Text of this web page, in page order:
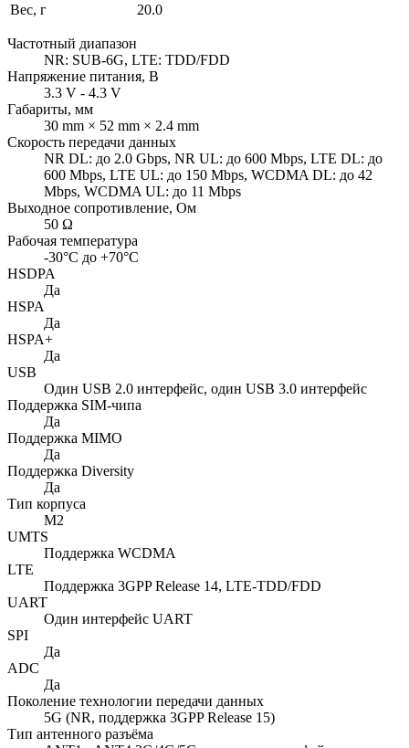
Вес, г
20.0
Частотный диапазон
NR: SUB-6G, LTE: TDD/FDD
Напряжение питания, В
3.3 V - 4.3 V
Габариты, мм
30 mm × 52 mm × 2.4 mm
Скорость передачи данных
NR DL: до 2.0 Gbps, NR UL: до 600 Mbps, LTE DL: до
600 Mbps, LTE UL: до 150 Mbps, WCDMA DL: до 42
Mbps, WCDMA UL: до 11 Mbps
Выходное сопротивление, Ом
50 Ω
Рабочая температура
-30°C до +70°C
HSDPA
Да
HSPA
Да
HSPA+
Да
USB
Один USB 2.0 интерфейс, один USB 3.0 интерфейс
Поддержка SIM-чипа
Да
Поддержка MIMO
Да
Поддержка Diversity
Да
Тип корпуса
M2
UMTS
Поддержка WCDMA
LTE
Поддержка 3GPP Release 14, LTE-TDD/FDD
UART
Один интерфейс UART
SPI
Да
ADC
Да
Поколение технологии передачи данных
5G (NR, поддержка 3GPP Release 15)
Тип антенного разъёма